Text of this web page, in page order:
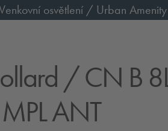
osvětlení / Urban
/ CN B
ANT